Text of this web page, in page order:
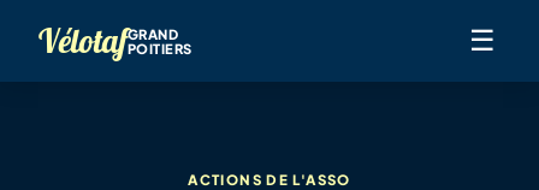
VélotafGRAND
POITIERS
☰
ACTIONS DE L'ASSO